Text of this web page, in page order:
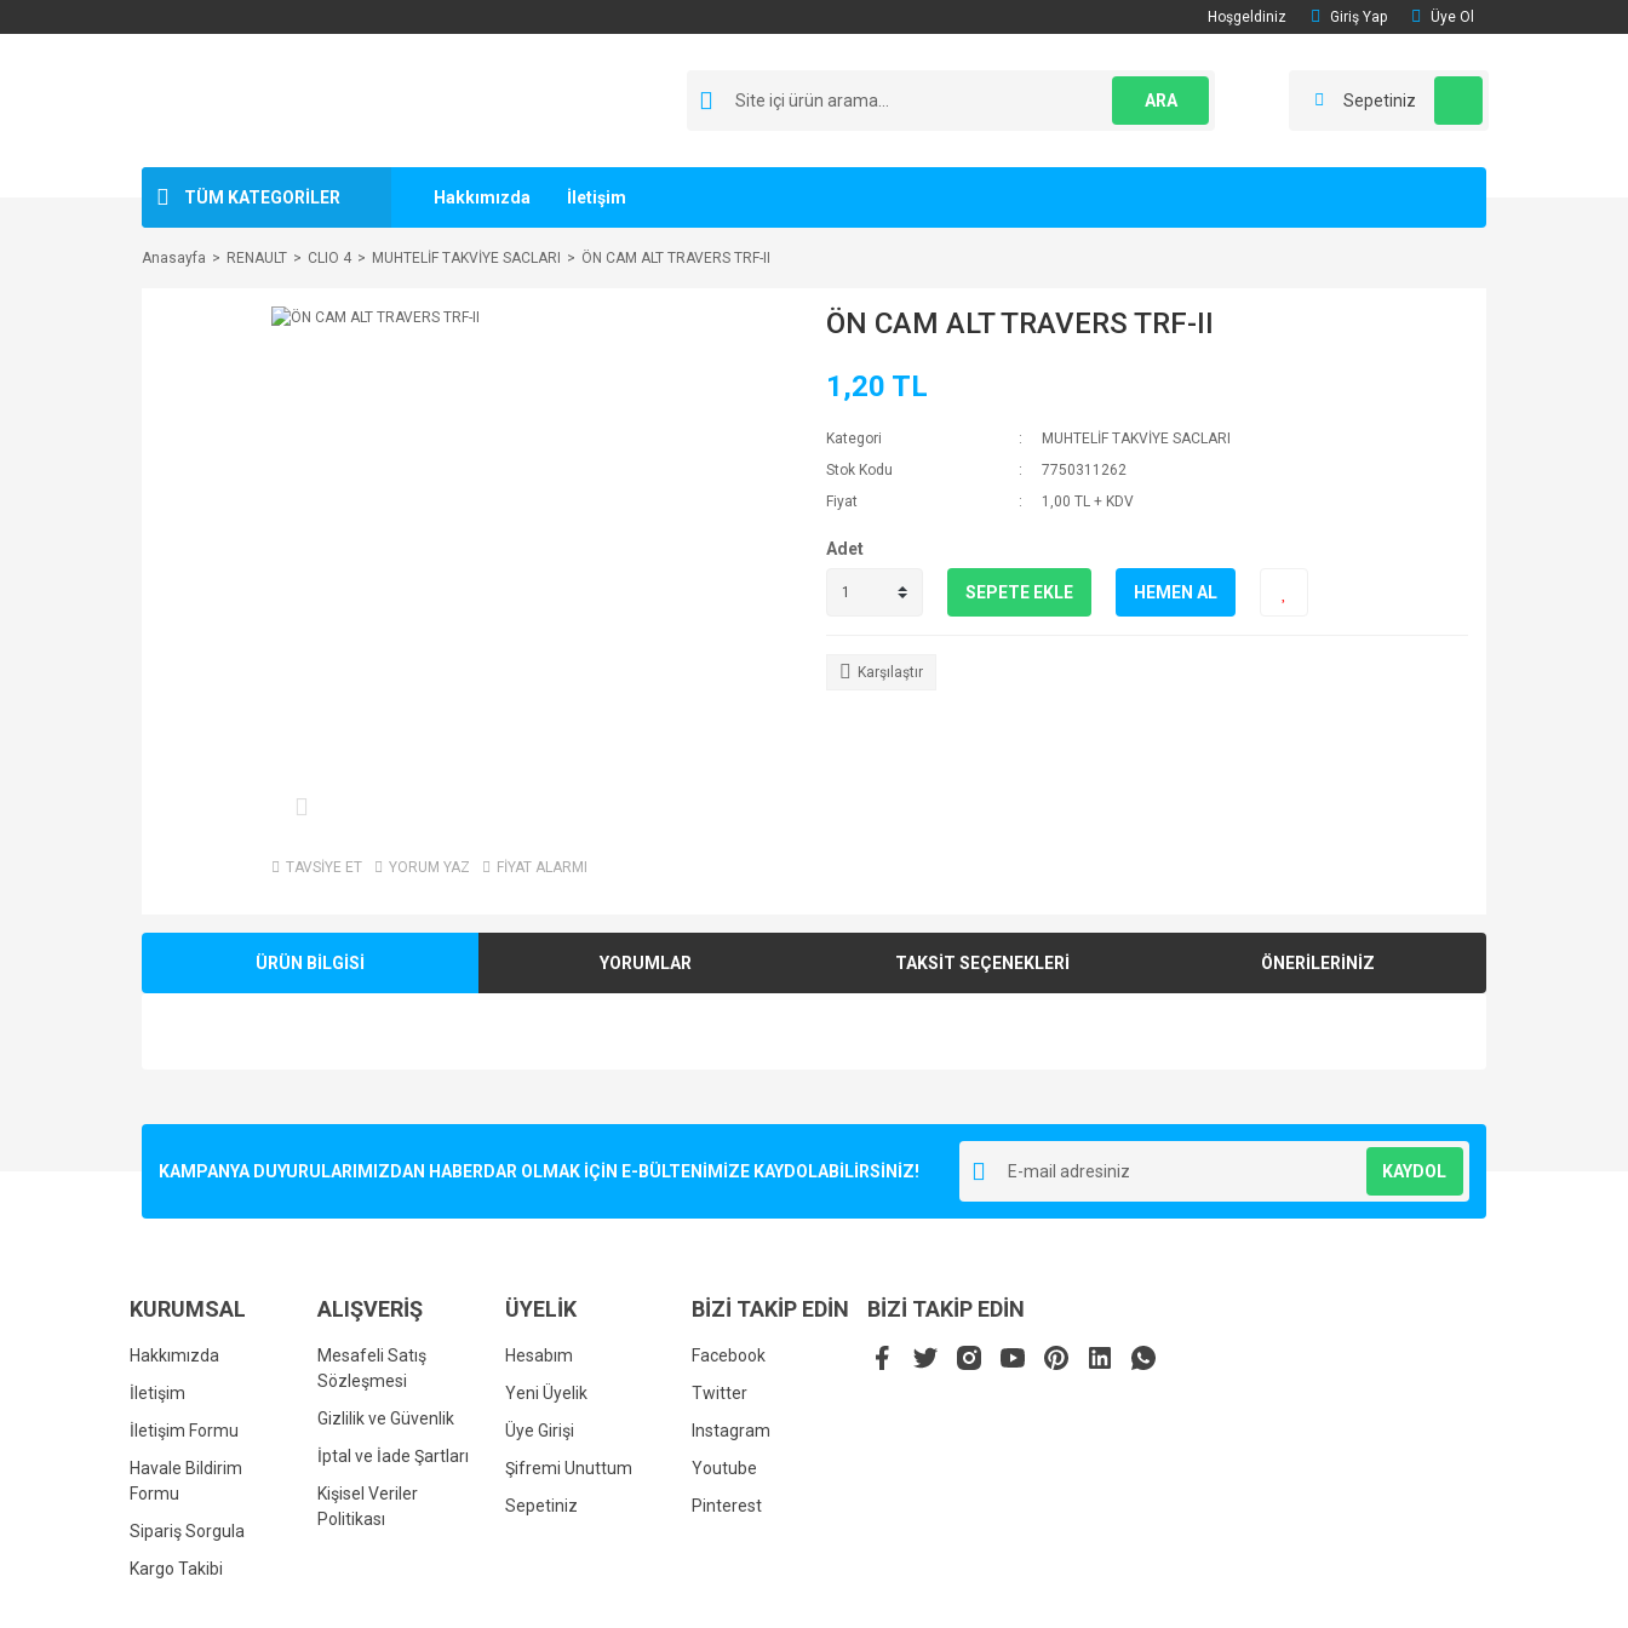
Hoşgeldiniz Giriş Yap Üye Ol
ARA Sepetiniz
TÜM KATEGORİLER Hakkımızda İletişim
Anasayfa RENAULT CLIO 4 MUHTELİF TAKVİYE SACLARI ÖN CAM ALT TRAVERS TRF-II
TAVSİYE ET YORUM YAZ FİYAT ALARMI
ÖN CAM ALT TRAVERS TRF-II
1,20 TL
Kategori
MUHTELİF TAKVİYE SACLARI
Stok Kodu
7750311262
Fiyat
1,00 TL + KDV
Adet
SEPETE EKLE HEMEN AL
Karşılaştır
ÜRÜN BİLGİSİ YORUMLAR TAKSİT SEÇENEKLERİ ÖNERİLERİNİZ
Ürün resmi kalitesiz, bozuk veya görüntülenemiyor.
Bu ürüne benzer farklı alternatifler olmalı.
KAMPANYA DUYURULARIMIZDAN HABERDAR OLMAK İÇİN E-BÜLTENİMİZE KAYDOLABİLİRSİNİZ! KAYDOL
KURUMSAL
Hakkımızda
İletişim
İletişim Formu
Havale Bildirim
Formu
Sipariş Sorgula
Kargo Takibi
ALIŞVERİŞ
Mesafeli Satış
Sözleşmesi
Gizlilik ve Güvenlik
İptal ve İade Şartları
Kişisel Veriler
Politikası
ÜYELİK
Hesabım
Yeni Üyelik
Üye Girişi
Şifremi Unuttum
Sepetiniz
BİZİ TAKİP EDİN
Facebook
Twitter
Instagram
Youtube
Pinterest
BİZİ TAKİP EDİN